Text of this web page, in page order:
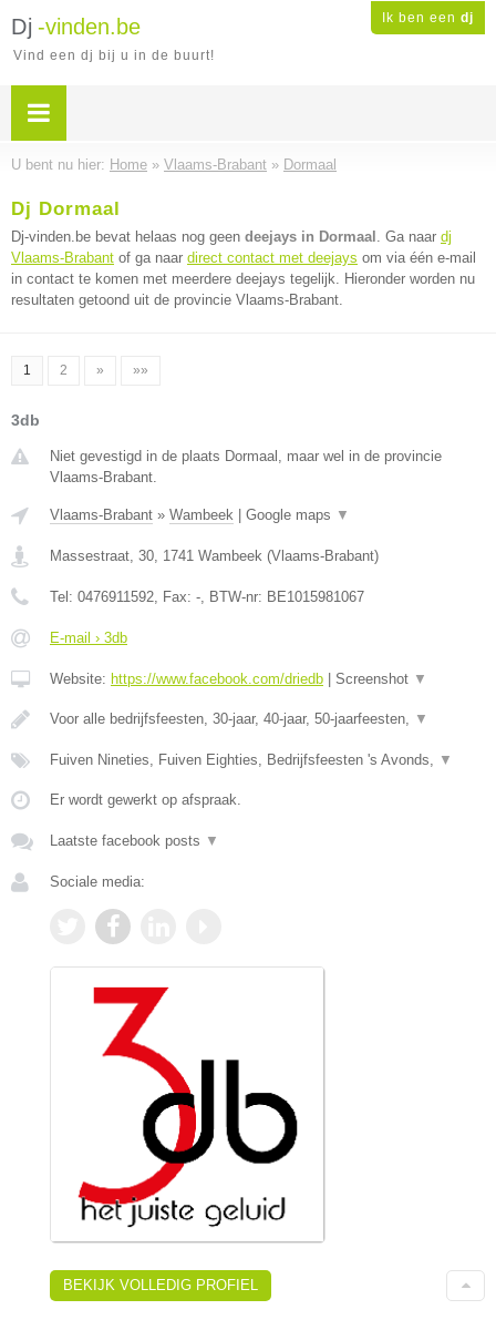
Ik ben een dj
Dj -vinden.be
Vind een dj bij u in de buurt!
U bent nu hier: Home » Vlaams-Brabant » Dormaal
Dj Dormaal
Dj-vinden.be bevat helaas nog geen deejays in Dormaal . Ga naar dj
Vlaams-Brabant of ga naar direct contact met deejays om via één e-mail
in contact te komen met meerdere deejays tegelijk. Hieronder worden nu
resultaten getoond uit de provincie Vlaams-Brabant.
1 2 » »»
3db
Niet gevestigd in de plaats Dormaal, maar wel in de provincie
Vlaams-Brabant.
Vlaams-Brabant » Wambeek Google maps ▼
Massestraat, 30, 1741 Wambeek (Vlaams-Brabant)
Tel: 0476911592, Fax: -, BTW-nr: BE1015981067
E-mail › 3db
Website: https://www.facebook.com/driedb Screenshot ▼
Voor alle bedrijfsfeesten, 30-jaar, 40-jaar, 50-jaarfeesten, ▼
Fuiven Nineties, Fuiven Eighties, Bedrijfsfeesten 's Avonds, ▼
Er wordt gewerkt op afspraak.
Laatste facebook posts ▼
Sociale media:
BEKIJK VOLLEDIG PROFIEL